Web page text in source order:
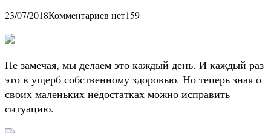
23/07/2018Комментариев нет159
Не замечая, мы делаем это каждый день. И каждый раз
это в ущерб собственному здоровью. Но теперь зная о
своих маленьких недостатках можно исправить
ситуацию.